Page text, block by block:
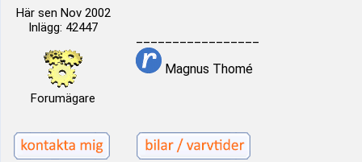
Här sen Nov 2002
Inlägg: 42447
Forumägare
Magnus Thomé